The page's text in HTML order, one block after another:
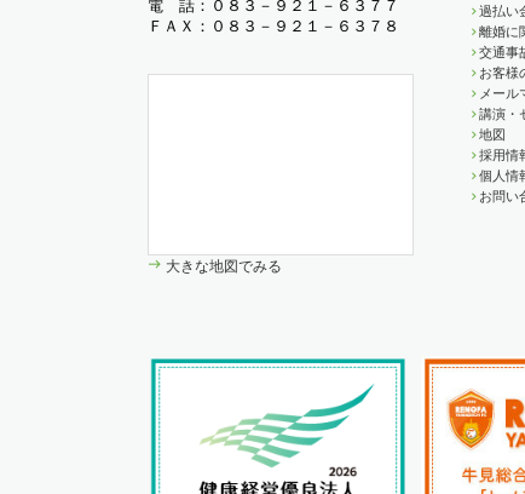
過払い
離婚に
交通事
お客様
メール
講演・
地図
採用情
個人情
お問い
電 話：０８３－９２１－６３７７
ＦＡＸ：０８３－９２１－６３７８
大きな地図でみる